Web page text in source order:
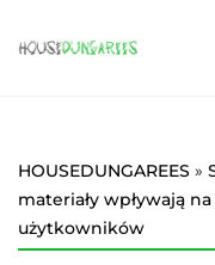
HOUSEDUNGAREES »
materiały wpływają
użytkowników